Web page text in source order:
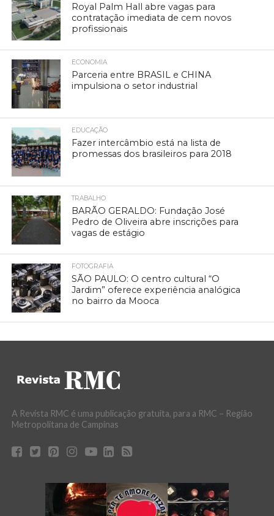
Royal Palm Hall abre vagas para
contratação imediata de cem novos
profissionais
ECONOMIA
Parceria entre BRASIL e CHINA
impulsiona o setor industrial
EDUCAÇÃO
Fazer intercâmbio está na lista de
promessas dos brasileiros para 2018
TRABALHO
BARÃO GERALDO: Fundação José
Pedro de Oliveira abre inscrições para
vagas de estágio
FOTOGRAFIA
SÃO PAULO: O centro cultural “O
Jardim” oferece experiência analógica
no bairro da Mooca
A Revista RMC é uma publicação gratuita, para a RMC – Região
Metropolitana de Campinas